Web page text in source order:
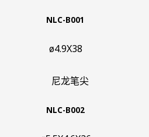
NLC-B001
ø4.9X38
NLC-B002